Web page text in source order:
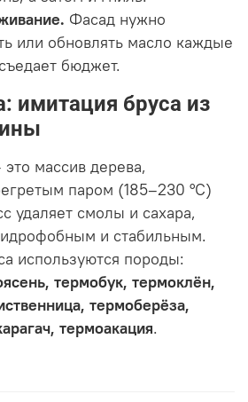
Фасад нужно
или обновлять масло каждые
бюджет.
имитация бруса из
массив дерева,
паром (185–230 °C)
удаляет смолы и сахара,
и стабильным.
используются породы:
термобук, термоклён,
термоберёза,
термоакация.